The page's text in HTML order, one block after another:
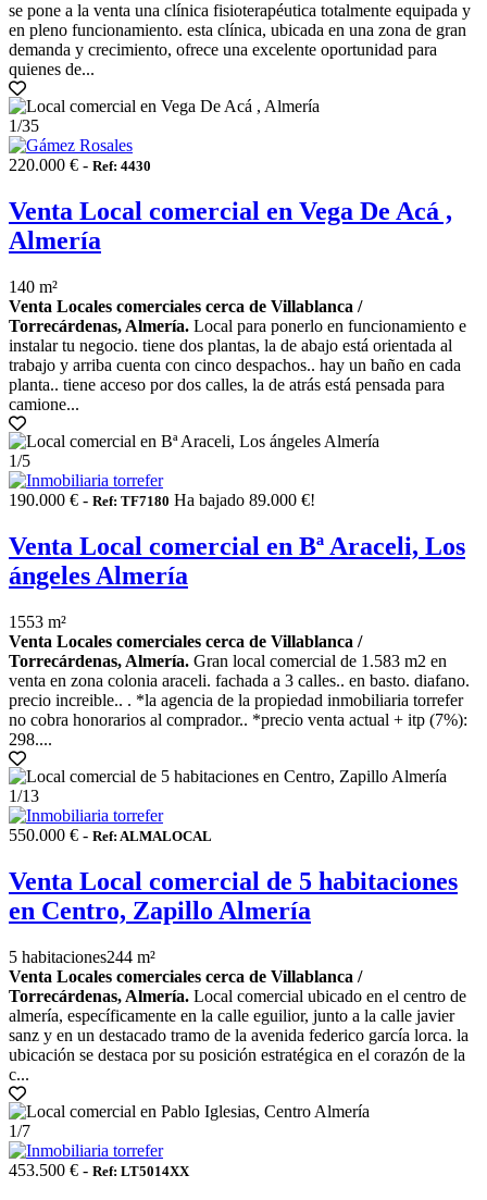
se pone a la venta una clínica fisioterapéutica totalmente equipada y
en pleno funcionamiento. esta clínica, ubicada en una zona de gran
demanda y crecimiento, ofrece una excelente oportunidad para
quienes de...
1/35
220.000 € - Ref: 4430
Venta Local comercial en Vega De Acá ,
Almería
140 m²
Venta Locales comerciales cerca de Villablanca /
Torrecárdenas, Almería. Local para ponerlo en funcionamiento e
instalar tu negocio. tiene dos plantas, la de abajo está orientada al
trabajo y arriba cuenta con cinco despachos.. hay un baño en cada
planta.. tiene acceso por dos calles, la de atrás está pensada para
camione...
1/5
190.000 € - Ref: TF7180 Ha bajado 89.000 €!
Venta Local comercial en Bª Araceli, Los
ángeles Almería
1553 m²
Venta Locales comerciales cerca de Villablanca /
Torrecárdenas, Almería. Gran local comercial de 1.583 m2 en
venta en zona colonia araceli. fachada a 3 calles.. en basto. diafano.
precio increible.. . *la agencia de la propiedad inmobiliaria torrefer
no cobra honorarios al comprador.. *precio venta actual + itp (7%):
298....
1/13
550.000 € - Ref: ALMALOCAL
Venta Local comercial de 5 habitaciones
en Centro, Zapillo Almería
5 habitaciones244 m²
Venta Locales comerciales cerca de Villablanca /
Torrecárdenas, Almería. Local comercial ubicado en el centro de
almería, específicamente en la calle eguilior, junto a la calle javier
sanz y en un destacado tramo de la avenida federico garcía lorca. la
ubicación se destaca por su posición estratégica en el corazón de la
c...
1/7
453.500 € - Ref: LT5014XX